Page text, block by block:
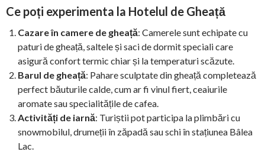
Ce poți experimenta la Hotelul de Gheață
Cazare în camere de gheață: Camerele sunt echipate cu
paturi de gheață, saltele și saci de dormit speciali care
asigură confort termic chiar și la temperaturi scăzute.
Barul de gheață: Pahare sculptate din gheață completează
perfect băuturile calde, cum ar fi vinul fiert, ceaiurile
aromate sau specialitățile de cafea.
Activități de iarnă: Turiștii pot participa la plimbări cu
snowmobilul, drumeții în zăpadă sau schi în stațiunea Bâlea
Lac.